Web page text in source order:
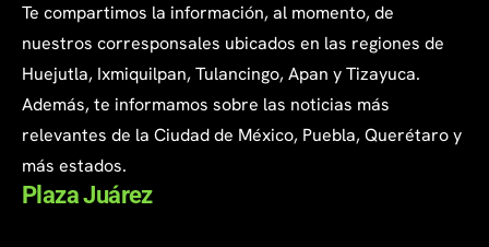
Te compartimos la información, al momento, de
nuestros corresponsales ubicados en las regiones de
Huejutla, Ixmiquilpan, Tulancingo, Apan y Tizayuca.
Además, te informamos sobre las noticias más
relevantes de la Ciudad de México, Puebla, Querétaro y
más estados.
Plaza Juárez